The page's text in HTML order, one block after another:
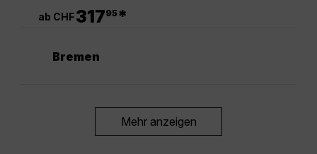
ab CHF31795*
Bremen
Mehr anzeigen